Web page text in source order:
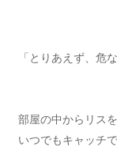
「とりあえず、危
部屋の中からリス
いつでもキャッチ